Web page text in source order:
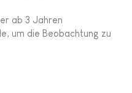
ab 3 Jahren
um die Beobachtung zu